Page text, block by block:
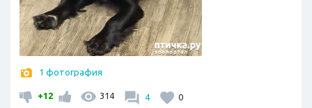
1 фотография
+12 314 4 0